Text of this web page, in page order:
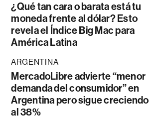
¿Qué tan cara o barata está tu
moneda frente al dólar? Esto
revela el Índice Big Mac para
América Latina
ARGENTINA
MercadoLibre advierte “menor
demanda del consumidor” en
Argentina pero sigue creciendo
al 38%